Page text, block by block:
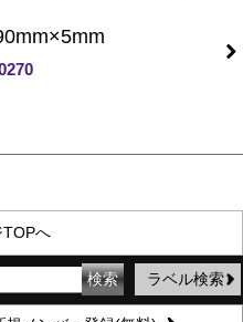
へ
ラベル検索